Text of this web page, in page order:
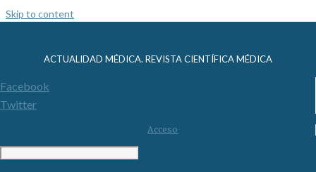
Skip to content
ACTUALIDAD MÉDICA. REVISTA CIENTÍFICA MÉDICA
Facebook
Twitter
Acceso